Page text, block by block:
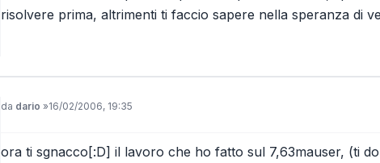
risolvere prima, altrimenti ti faccio sapere nella speranza di
Messaggio
da dario »16/02/2006, 19:35
ora ti sgnacco[:D] il lavoro che ho fatto sul 7,63mauser, (ti